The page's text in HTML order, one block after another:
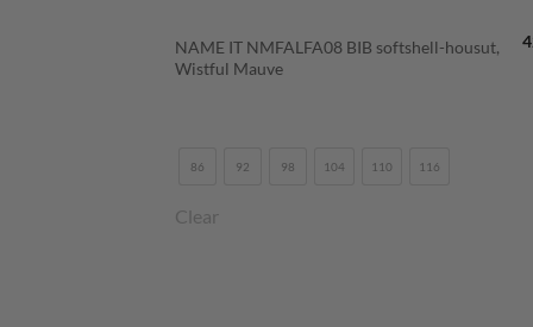
NAME IT NMFALFA08 BIB softshell-housut,
Wistful Mauve
86 92 98 104 110 116
Clear